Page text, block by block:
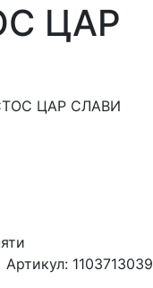
ЦАР
ЦАР СЛАВИ
Артикул: 1103713039